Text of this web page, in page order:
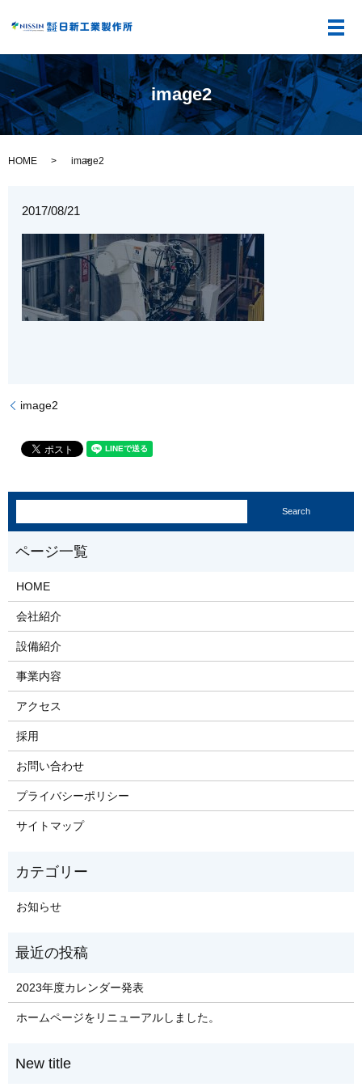
メ
image2
HOME image2
2017/08/21
image2
HOME
会社紹介
設備紹介
事業内容
アクセス
採用
お問い合わせ
プライバシーポリシー
サイトマップ
お知らせ
2023年度カレンダー発表
ホームページをリニューアルしました。